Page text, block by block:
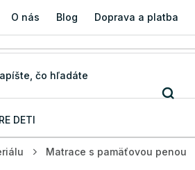
O nás Blog Doprava a platba
DETI
Matrace s pamäťovou penou